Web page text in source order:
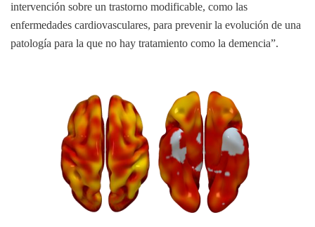
intervención sobre un trastorno modificable, como las
enfermedades cardiovasculares, para prevenir la evolución de una
patología para la que no hay tratamiento como la demencia”.